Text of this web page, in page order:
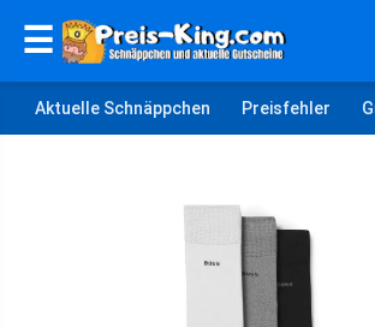
☰
Aktuelle Schnäppchen Preisfehler